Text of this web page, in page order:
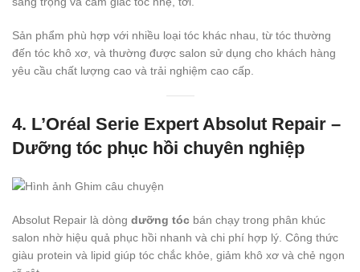
Sản phẩm phù hợp với nhiều loại tóc khác nhau, từ tóc thường
đến tóc khô xơ, và thường được salon sử dụng cho khách hàng
yêu cầu chất lượng cao và trải nghiệm cao cấp.
4. L’Oréal Serie Expert Absolut Repair –
Dưỡng tóc phục hồi chuyên nghiệp
Absolut Repair là dòng dưỡng tóc bán chạy trong phân khúc
salon nhờ hiệu quả phục hồi nhanh và chi phí hợp lý. Công thức
giàu protein và lipid giúp tóc chắc khỏe, giảm khô xơ và chẻ ngọn